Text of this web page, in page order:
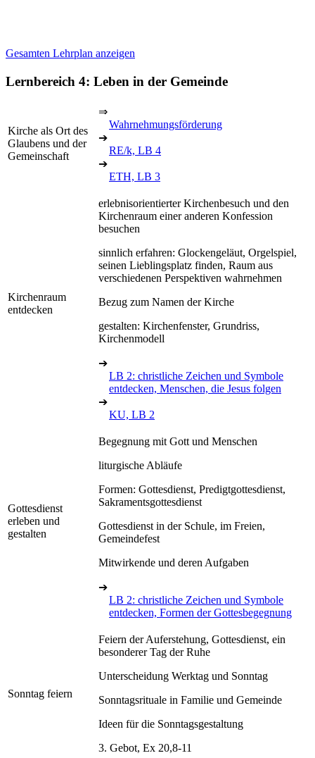
Gesamten Lehrplan anzeigen
Lernbereich 4: Leben in der Gemeinde
Kirche als Ort des
Glaubens und der
Gemeinschaft
⇒
Wahrnehmungsförderung
➔
RE/k, LB 4
➔
ETH, LB 3
Kirchenraum
entdecken
erlebnisorientierter Kirchenbesuch und den
Kirchenraum einer anderen Konfession
besuchen
sinnlich erfahren: Glockengeläut, Orgelspiel,
seinen Lieblingsplatz finden, Raum aus
verschiedenen Perspektiven wahrnehmen
Bezug zum Namen der Kirche
gestalten: Kirchenfenster, Grundriss,
Kirchenmodell
➔
LB 2: christliche Zeichen und Symbole
entdecken, Menschen, die Jesus folgen
➔
KU, LB 2
Gottesdienst
erleben und
gestalten
Begegnung mit Gott und Menschen
liturgische Abläufe
Formen: Gottesdienst, Predigtgottesdienst,
Sakramentsgottesdienst
Gottesdienst in der Schule, im Freien,
Gemeindefest
Mitwirkende und deren Aufgaben
➔
LB 2: christliche Zeichen und Symbole
entdecken, Formen der Gottesbegegnung
Sonntag feiern
Feiern der Auferstehung, Gottesdienst, ein
besonderer Tag der Ruhe
Unterscheidung Werktag und Sonntag
Sonntagsrituale in Familie und Gemeinde
Ideen für die Sonntagsgestaltung
3. Gebot, Ex 20,8-11